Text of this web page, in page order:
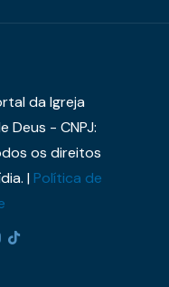
da Igreja
Deus - CNPJ:
os direitos
|Política de